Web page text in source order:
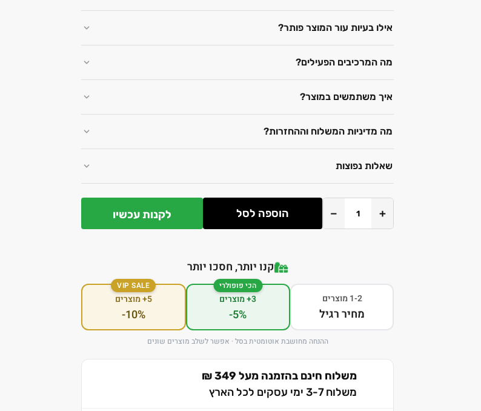
אילו בעיות עור המוצר פותר?
מה המרכיבים הפעילים?
איך משתמשים במוצר?
מה מדיניות המשלוח וההחזרות?
שאלות נפוצות
+
− הוספה לסל לקנות עכשיו
קנו יותר, חסכו יותר
1-2 מוצרים
מחיר רגיל
הכי פופולרי
3+ מוצרים
-5%
VIP SALE
5+ מוצרים
-10%
ההנחה מחושבת אוטומטית בסל · אפשר לשלב מוצרים שונים
משלוח חינם בהזמנה מעל 349 ₪
משלוח 3-7 ימי עסקים לכל הארץ